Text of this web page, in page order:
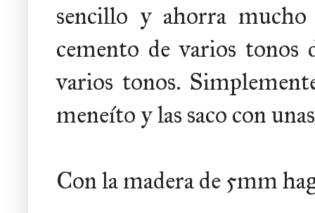
sencillo y ahorra
cemento de varios tonos
varios tonos.
meneíto y las saco con
Con la madera de 5mm